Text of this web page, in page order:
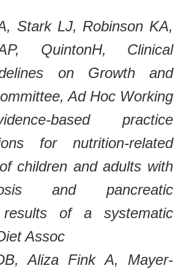
Stark LJ, Robinson KA,
QuintonH, Clinical
on Growth and
Ad Hoc Working
based practice
for nutrition-related
children and adults with
and pancreatic
results of a systematic
Assoc
Aliza Fink A, Mayer-